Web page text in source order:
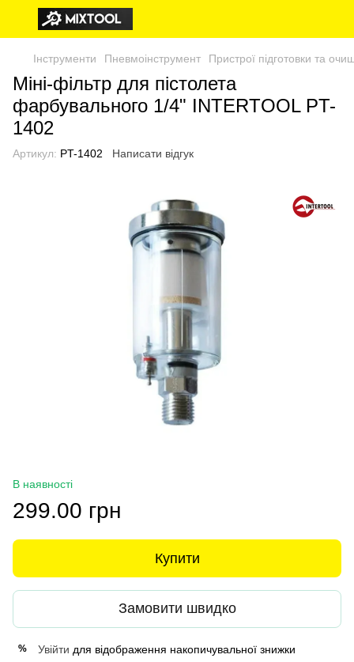
Інструменти Пневмоінструмент Пристрої підготовки та
Міні-фільтр для пістолета
фарбувального 1/4" INTERTOOL PT-
1402
Артикул: PT-1402 Написати відгук
В наявності
299.00 грн
Купити
Замовити швидко
% Увійти для відображення накопичувальної знижки